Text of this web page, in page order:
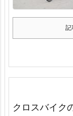
記
クロスバイク